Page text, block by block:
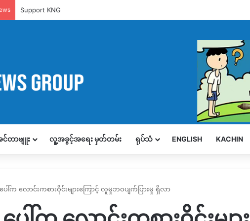
Support KNG
တာဗျူး လူ့အခွင့်အရေး မှတ်တမ်း ရုပ်သံ ENGLISH KACHIN
ေါ်က လောင်းကစားဝိုင်းများကြောင့် လူမှုဘဝပျက်ပြားမှု ရှိလာ